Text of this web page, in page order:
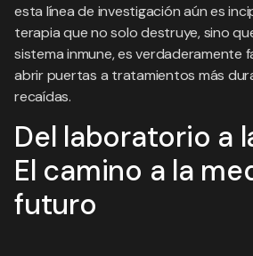
esta línea de investigación aún es
terapia que no solo destruye, sino
sistema inmune, es verdaderamente
abrir puertas a tratamientos más
recaídas.
Del laboratorio a
El camino a la
futuro